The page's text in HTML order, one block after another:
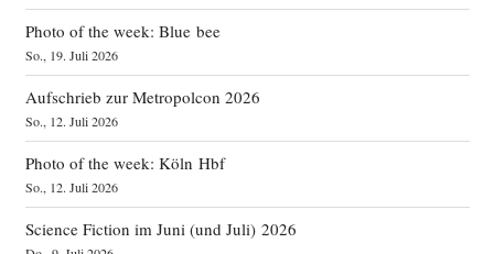
Photo of the week: Blue bee
So., 19. Juli 2026
Aufschrieb zur Metropolcon 2026
So., 12. Juli 2026
Photo of the week: Köln Hbf
So., 12. Juli 2026
Science Fiction im Juni (und Juli) 2026